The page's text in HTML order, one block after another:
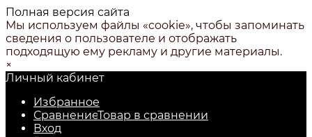
Полная версия сайта
Мы используем файлы «cookie», чтобы запоминать
сведения о пользователе и отображать
подходящую ему рекламу и другие материалы.
×
Личный кабинет
Избранное
СравнениеТовар в сравнении
Вход